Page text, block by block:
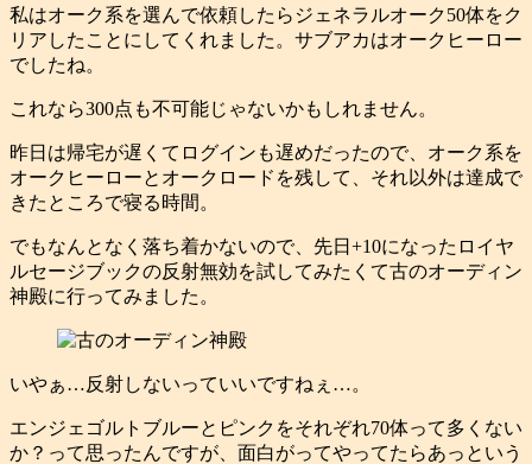
私はオーク系を選んで依頼したらジェネラルオーク50体をク
リアしたことにしてくれました。サブアカはオークヒーロー
でしたね。
これなら300点も不可能じゃないかもしれません。
昨日は帰宅が遅くてログインも遅めだったので、オーク系を
オークヒーローとオークロードを残して、それ以外は達成で
きたところで寝る時間。
でもなんとなく落ち着かないので、先日+10になったロイヤ
ルセージブックの反射無効を試してみたくて古のオーディン
神殿に行ってみました。
いやぁ…反射しないっていいですねぇ…。
エンジェゴルトブルーとピンクをそれぞれ70体って多くない
か？って思ったんですが、面白がってやってたらあっという